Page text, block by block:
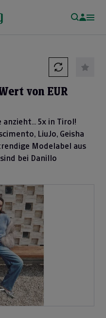
von EUR
anzieht... 5x in Tirol!
LiuJo, Geisha
Modelabel aus
bei Danillo